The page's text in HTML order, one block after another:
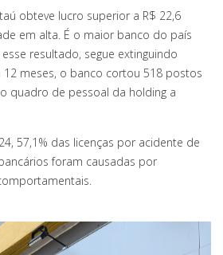
obteve lucro superior a R$ 22,6
em alta. É o maior banco do país
resultado, segue extinguindo
meses, o banco cortou 518 postos
quadro de pessoal da holding a
57,1% das licenças por acidente de
foram causadas por